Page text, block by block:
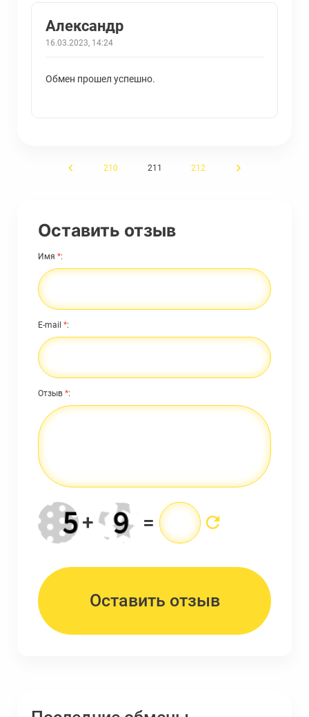
Александр
16.03.2023, 14:24
Обмен прошел успешно.
← 210 211 212 →
Оставить отзыв
Имя *:
E-mail *:
Отзыв *:
+ =